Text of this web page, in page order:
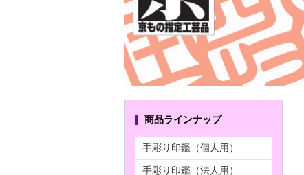
商品ラインナップ
手彫り印鑑（個人用）
手彫り印鑑（法人用）